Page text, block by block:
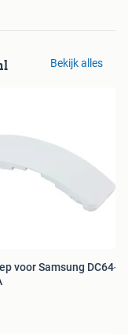
Bekijk alles
voor Samsung DC64-